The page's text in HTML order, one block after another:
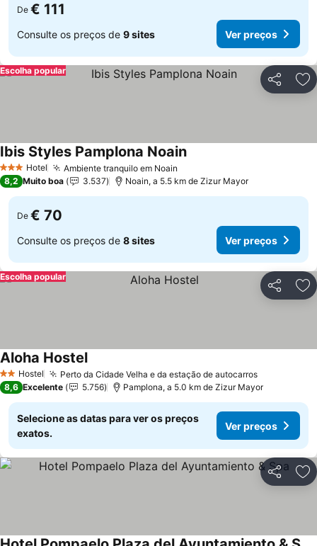
De € 111
Consulte os preços de 9 sites Ver preços
Partilhar
Escolha popular
3 EstrelasHotel Ambiente tranquilo em Noain
Ibis Styles Pamplona NoainVer preços
8,2 Muito boa 3.537 Noain, a 5.5 km de Zizur Mayor
De € 70
Consulte os preços de 8 sites Ver preços
Partilhar
Escolha popular
2 Estrelas
Hostel Perto da Cidade Velha e da estação de autocarrosVer preços
Aloha HostelVer preços
8,6 Excelente 5.756 Pamplona, a 5.0 km de Zizur Mayor
Selecione as datas para ver os preços
exatos.
Ver preços
Partilhar